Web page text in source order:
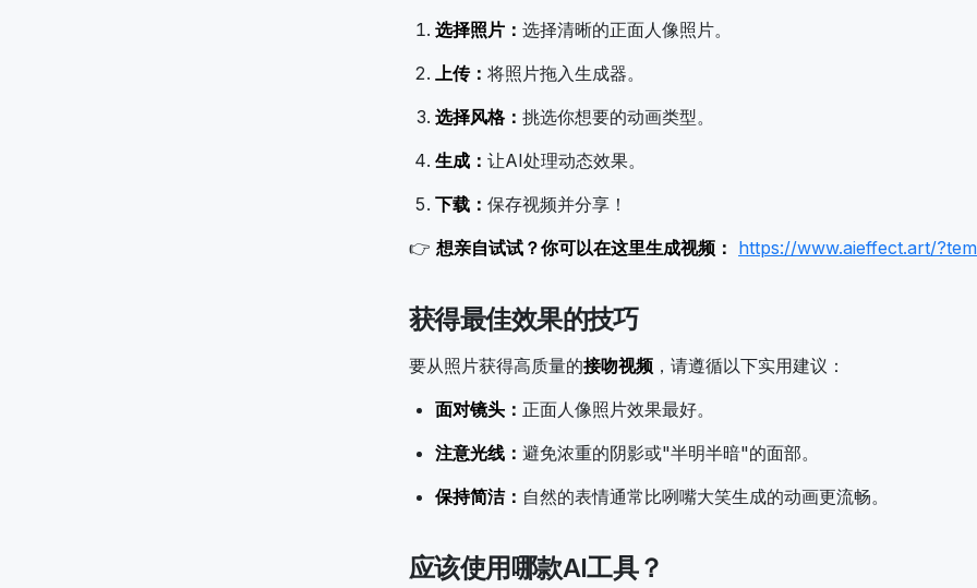
选择照片： 选择清晰的正面人像照片。
上传： 将照片拖入生成器。
选择风格： 挑选你想要的动画类型。
生成： 让AI处理动态效果。
下载： 保存视频并分享！
👉 想亲自试试？你可以在这里生成视频： https://www.aieffect.art/
获得最佳效果的技巧
要从照片获得高质量的接吻视频 ，请遵循以下实用建议：
面对镜头： 正面人像照片效果最好。
注意光线： 避免浓重的阴影或"半明半暗"的面部。
保持简洁： 自然的表情通常比咧嘴大笑生成的动画更流畅。
应该使用哪款AI工具？